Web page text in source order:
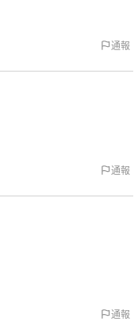
通報
通報
通報